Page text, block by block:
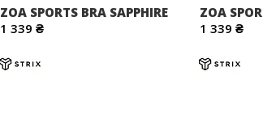
ZOA SPORTS BRA SAPPHIRE
1 339 ₴
ZOA
1 339 ₴